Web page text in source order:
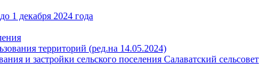
1 декабря 2024 года
территорий (ред.на 14.05.2024)
и застройки сельского поселения Салаватский сельсовет